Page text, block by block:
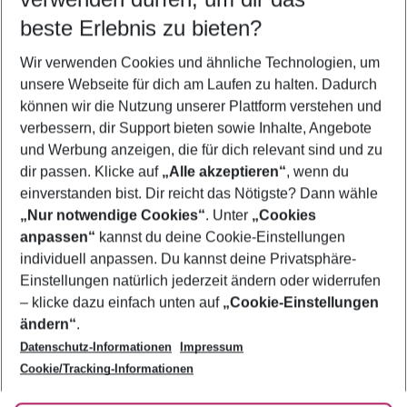
5-8 Nächte
2 Erwachsene Keine Kinder
Mehr Filter anzeigen
Footer
Footer navigation
Über uns
AGB
Bestpreisgarantie
Cookie-Einstellungen ändern
Cookie-Richtlinie
Agenturbetreuung
Barrierefreies Reisen
Folge uns
beste Erlebnis zu bieten?
Wir verwenden Cookies und ähnliche Technologien, um
unsere Webseite für dich am Laufen zu halten. Dadurch
können wir die Nutzung unserer Plattform verstehen und
verbessern, dir Support bieten sowie Inhalte, Angebote
und Werbung anzeigen, die für dich relevant sind und zu
dir passen. Klicke auf „Alle akzeptieren“, wenn du
einverstanden bist. Dir reicht das Nötigste? Dann wähle
„Nur notwendige Cookies“. Unter „Cookies
anpassen“ kannst du deine Cookie-Einstellungen
individuell anpassen. Du kannst deine Privatsphäre-
Einstellungen natürlich jederzeit ändern oder widerrufen
– klicke dazu einfach unten auf „Cookie-Einstellungen
ändern“.
Datenschutz-Informationen
Impressum
Cookie/Tracking-Informationen